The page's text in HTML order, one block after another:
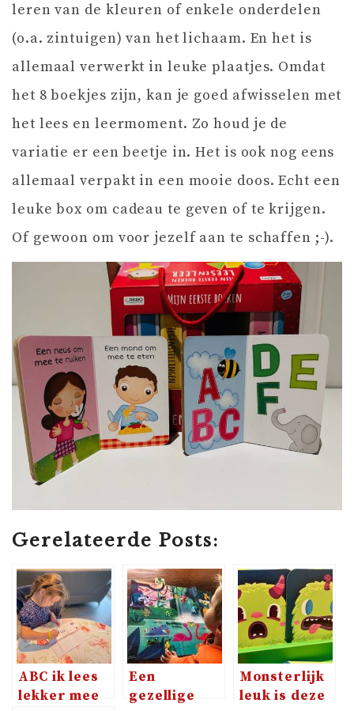
leren van de kleuren of enkele onderdelen
(o.a. zintuigen) van het lichaam. En het is
allemaal verwerkt in leuke plaatjes. Omdat
het 8 boekjes zijn, kan je goed afwisselen met
het lees en leermoment. Zo houd je de
variatie er een beetje in. Het is ook nog eens
allemaal verpakt in een mooie doos. Echt een
leuke box om cadeau te geven of te krijgen.
Of gewoon om voor jezelf aan te schaffen ;-).
Gerelateerde Posts:
ABC ik lees
lekker mee
Een
gezellige
Monsterlijk
leuk is deze